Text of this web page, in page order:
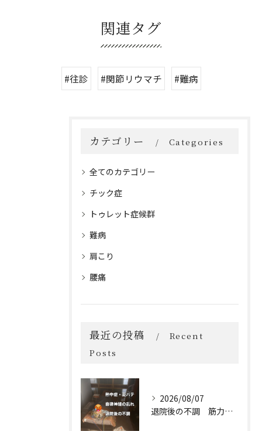
関連タグ
#往診 #関節リウマチ #難病
カテゴリー Categories
全てのカテゴリー
チック症
トゥレット症候群
難病
肩こり
腰痛
最近の投稿
Recent
Posts
2026/08/07
退院後の不調 筋力低下 熱中症 自律神経の乱れ